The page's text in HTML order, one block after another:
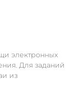
электронных
Для заданий
из